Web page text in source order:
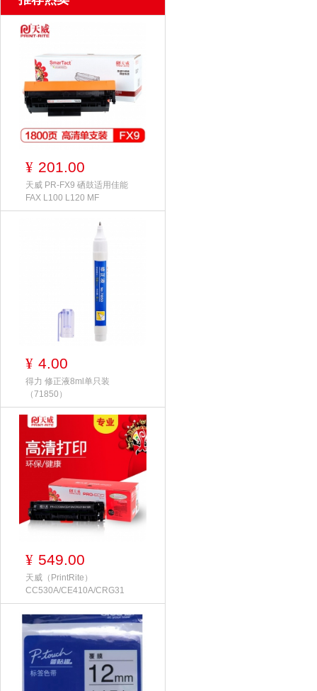
¥ 201.00
天威 PR-FX9 硒鼓适用佳能
FAX L100 L120 MF
¥ 4.00
得力 修正液8ml单只装
（71850）
¥ 549.00
天威（PrintRite）
CC530A/CE410A/CRG31